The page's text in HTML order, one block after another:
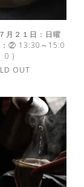
月２１日：日曜
② 13:30～15:0
0 )
OUT